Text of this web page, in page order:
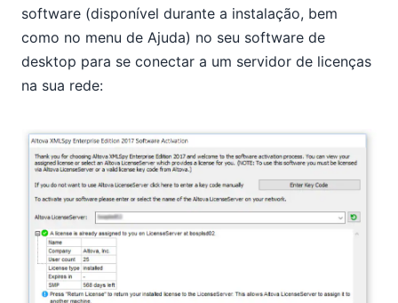
software (disponível durante a instalação, bem
como no menu de Ajuda) no seu software de
desktop para se conectar a um servidor de licenças
na sua rede: